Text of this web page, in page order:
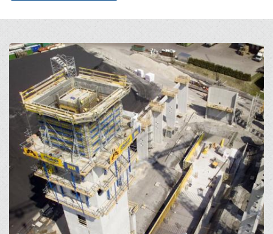
Open